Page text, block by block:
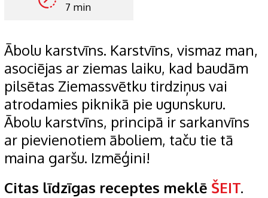
7 min
Ābolu karstvīns. Karstvīns, vismaz man,
asociējas ar ziemas laiku, kad baudām
pilsētas Ziemassvētku tirdziņus vai
atrodamies piknikā pie ugunskuru.
Ābolu karstvīns, principā ir sarkanvīns
ar pievienotiem āboliem, taču tie tā
maina garšu. Izmēģini!
Citas līdzīgas receptes meklē ŠEIT.